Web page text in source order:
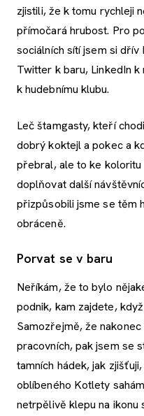
zjistili, že k tomu rychleji
přímočará hrubost. Pro
sociálních sítí jsem si
Twitter k baru, LinkedIn
k hudebnímu klubu.
Leč štamgasty, kteří
dobrý koktejl a pokec a
přebral, ale to ke koloritu
doplňovat další
přizpůsobili jsme se těm
obráceně.
Porvat se v baru
Neříkám, že to bylo
podnik, kam zajdete,
Samozřejmě, že
pracovních, pak jsem se
tamních hádek, jak
oblíbeného Kotlety
netrpělivě klepu na ikonu